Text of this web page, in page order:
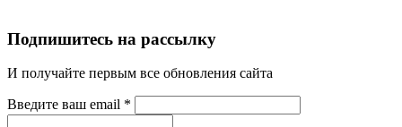
Подпишитесь на рассылку
И получайте первым все обновления сайта
Введите ваш email *